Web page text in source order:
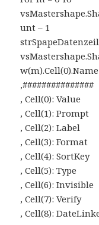
unt – 1
‚###############
‚ Cell(0): Value
‚ Cell(1): Prompt
‚ Cell(2): Label
‚ Cell(3): Format
‚ Cell(4): SortKey
‚ Cell(5): Type
‚ Cell(6): Invisible
‚ Cell(7): Verify
‚ Cell(8):